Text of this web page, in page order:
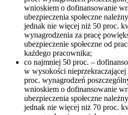
wnioskiem o dofinansowanie
ubezpieczenia społeczne
jednak nie więcej niż 50 proc.
wynagrodzenia za pracę
ubezpieczenie społeczne od
każdego pracownika;
co najmniej 50 proc. –
w wysokości
proc. wynagrodzeń
wnioskiem o dofinansowanie
ubezpieczenia społeczne
jednak nie więcej niż 70 proc.